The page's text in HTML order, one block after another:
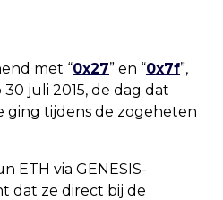
met “0x27” en “0x7f”,
juli 2015, de dag dat
ging tijdens de zogeheten
ETH via GENESIS-
dat ze direct bij de